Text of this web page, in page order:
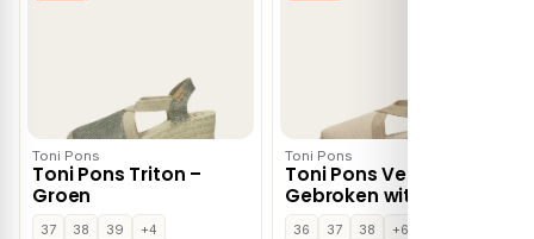
Toni Pons
Toni Pons Triton –
Groen
37 38 39
+4
Toni Pons
Toni Pons Verdi-v –
Gebroken wit
36 37 38
+6